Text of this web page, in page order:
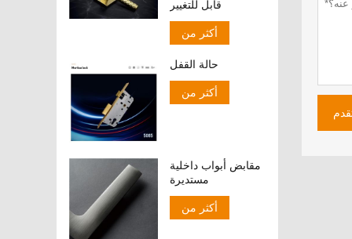
قابل للتغيير
أكثر من
حالة القفل
أكثر من
مقابض أبواب داخلية
مستديرة
أكثر من